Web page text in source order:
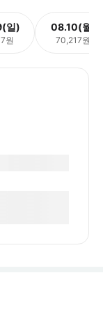
일)
원
08.10(월)
70,217원